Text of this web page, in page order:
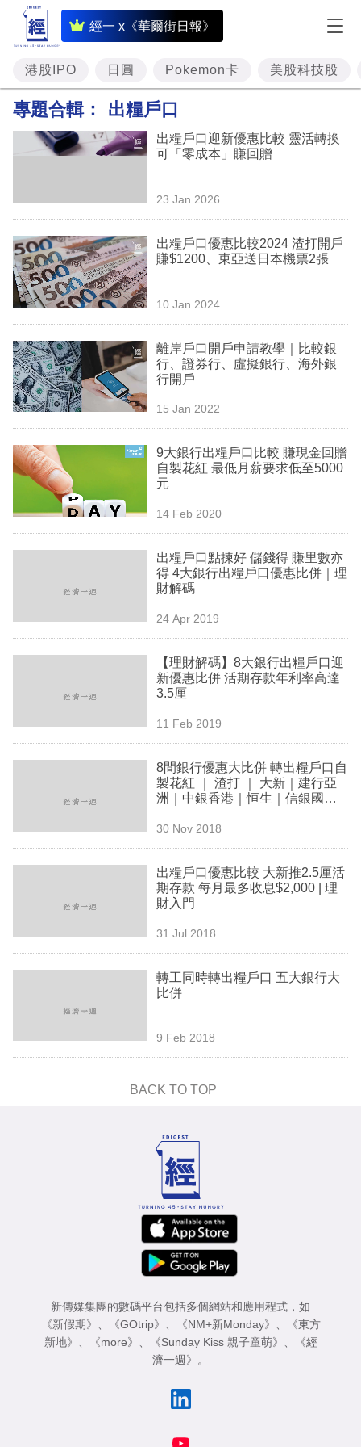
經一 x《華爾街日報》
即
時
財
經
題
資
樓
市
理
商
業
技
生
欄
區
港股IPO 日圓 Pokemon卡 美股科技股
專題合輯： 出糧戶口
出糧戶口迎新優惠比較 靈活轉換
可「零成本」賺回贈
23 Jan 2026
出糧戶口優惠比較2024 渣打開戶
賺$1200、東亞送日本機票2張
10 Jan 2024
離岸戶口開戶申請教學｜比較銀
行、證券行、虛擬銀行、海外銀
行開戶
15 Jan 2022
9大銀行出糧戶口比較 賺現金回贈
自製花紅 最低月薪要求低至5000
元
14 Feb 2020
出糧戶口點揀好 儲錢得 賺里數亦
得 4大銀行出糧戶口優惠比併｜理
財解碼
24 Apr 2019
【理財解碼】8大銀行出糧戶口迎
新優惠比併 活期存款年利率高達
3.5厘
11 Feb 2019
8間銀行優惠大比併 轉出糧戶口自
製花紅 ｜ 渣打 ｜ 大新｜建行亞
洲｜中銀香港｜恒生｜信銀國際
30 Nov 2018
出糧戶口優惠比較 大新推2.5厘活
期存款 每月最多收息$2,000 | 理
財入門
31 Jul 2018
轉工同時轉出糧戶口 五大銀行大
比併
9 Feb 2018
BACK TO TOP
新傳媒集團的數碼平台包括多個網站和應用程式，如
《新假期》 、 《GOtrip》 、 《NM+新Monday》 、
《東方
新地》 、 《more》 、 《Sunday Kiss 親子童萌》 、
《經
濟一週》 。